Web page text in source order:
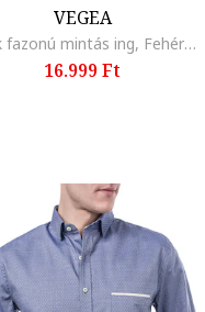
VEGEA
Szűk fazonú mintás ing, Fehér/Tengerészkék
16.999 Ft